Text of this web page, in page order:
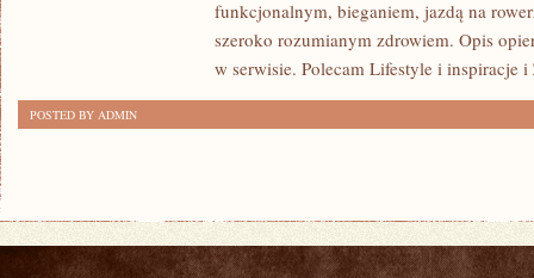
funkcjonalnym, bieganiem, jazdą na
szeroko rozumianym zdrowiem. Opis
w serwisie. Polecam Lifestyle i inspiracje i
POSTED BY ADMIN